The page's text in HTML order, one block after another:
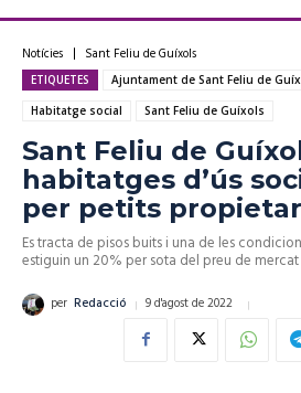
Notícies Sant Feliu de Guíxols
ETIQUETES Ajuntament de Sant Feliu de
Habitatge social
Sant Feliu de Guíxols
Sant Feliu de
habitatges d’ús
per petits
Es tracta de pisos buits i una de les
estiguin un 20% per sota del preu de mercat
per Redacció 9 d'agost de 2022